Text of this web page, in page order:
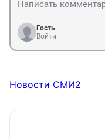
Гость
Войти
Новости СМИ2